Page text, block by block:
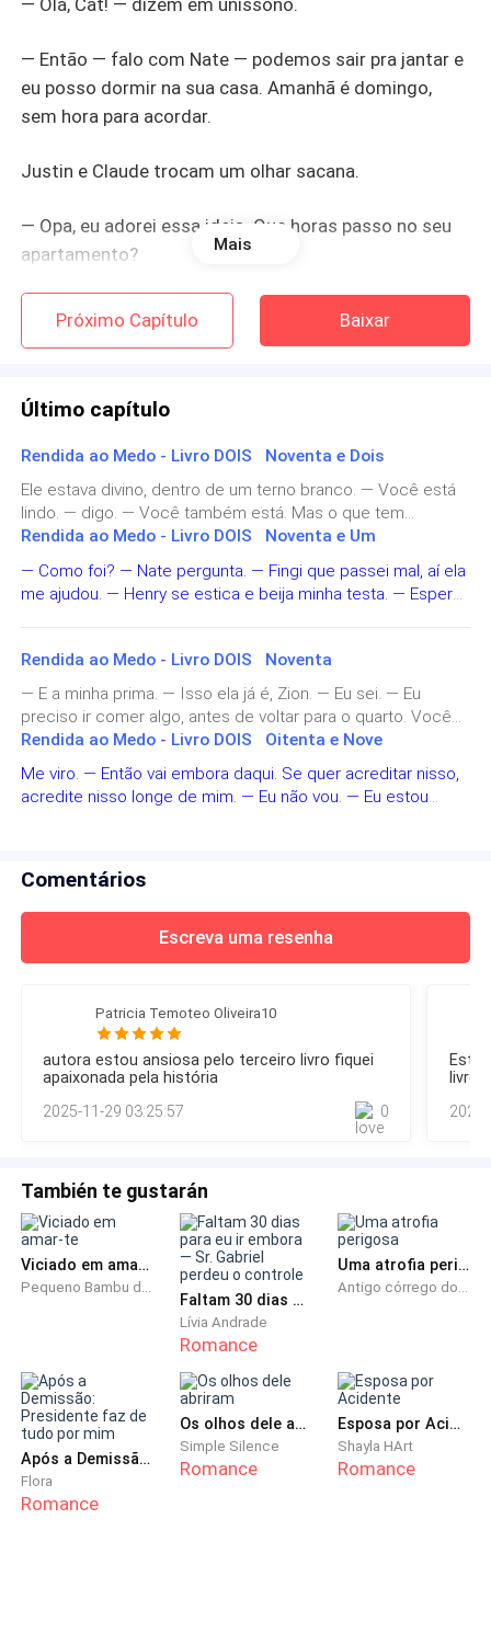
— Olá, Cat! — dizem em uníssono.
— Então — falo com Nate — podemos sair pra jantar e
eu posso dormir na sua casa. Amanhã é domingo,
sem hora para acordar.
Justin e Claude trocam um olhar sacana.
— Opa, eu adorei essa ideia. Que horas passo no seu
apartamento?
— Por volta das oito, oito e meia.
— Até lá, meu amor.
— Parece que hoje vai ser a primeira noite de amor de
— Não, sério. — ele se ajeita com o cardápio em mãos.
— É hoje?
Sorrio e mordo o lábio.
— Tudo indica que sim.
— Para vocês dois.
A mulher se aproxima e anota os nossos pedidos.
— Eu juro que não achei que fosse demorar tanto.
— É...
— Não foi isso. Eu só... eu nunca vi ninguém morrer do
meu lado. Muito menos daquela forma. Quando ouvi o
disparo, achei que eu tivesse sido em mim. Só me dei
conta que estava viva, quando vi que não tinha sangue
nas minhas mãos e vi o corpo de Zack caído ali.
— Mas fora isso, você ficou mexida, porque ele fez
parte da sua vida. — Claude diz. — Mesmo depois do
mal que ele te fez, você sentiu a morte dele.
— Nunca achei que fosse chorar um dia todo. Não
Mais
Próximo Capítulo Baixar
Último capítulo
Rendida ao Medo - Livro DOIS Noventa e Dois
Ele estava divino, dentro de um terno branco. — Você está
lindo. — digo. — Você também está. Mas o que tem
embaixo do casaco? — Surpresa! — pisco. Nate me puxa
Rendida ao Medo - Livro DOIS Noventa e Um
— Como foi? — Nate pergunta. — Fingi que passei mal, aí ela
me ajudou. — Henry se estica e beija minha testa. — Espero
Rendida ao Medo - Livro DOIS Noventa
— E a minha prima. — Isso ela já é, Zion. — Eu sei. — Eu
preciso ir comer algo, antes de voltar para o quarto. Vocês
podem me ajudar? — Com certeza. — Zion diz. — Vou ligar
para Henry e convencer ele a enrolar Hayla.
Rendida ao Medo - Livro DOIS Oitenta e Nove
Me viro. — Então vai embora daqui. Se quer acreditar nisso,
acredite nisso longe de mim. — Eu não vou. — Eu estou
Comentários
Escreva uma resenha
Patricia Temoteo Oliveira10
autora estou ansiosa pelo terceiro livro fiquei
apaixonada pela história
2025-11-29 03:25:57
0
livro.
También te gustarán
Viciado em amar-te
Pequeno Bambu da Família Gu
Faltam 30 dias para eu ir embora — Sr. Gabriel perdeu o controle
Lívia Andrade
Romance
Uma atrofia perigosa
Antigo córrego do rio Qi
Após a Demissão: Presidente faz de tudo por mim
Flora
Romance
Os olhos dele abriram
Simple Silence
Romance
Esposa por Acidente
Shayla HArt
Romance